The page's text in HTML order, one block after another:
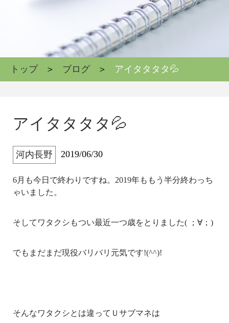
トップ ブログ アイタタタタ💦
アイタタタタ💦
河内長野 2019/06/30
6月も今日で終わりですね。2019年ももう半分終わっち
ゃいました。
そしてワタクシもつい最近一つ歳をとりました( ；∀；)
でもまだまだ現役バリバリ元気です!(^^)!
そんなワタクシとは違ってＵサブマネは